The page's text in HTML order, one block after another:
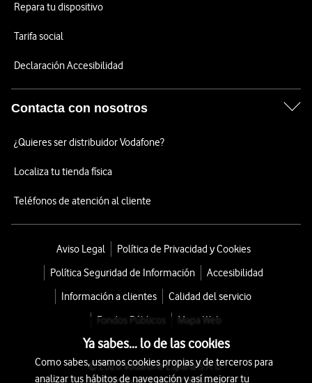
Repara tu dispositivo
Tarifa social
Declaración Accesibilidad
Contacta con nosotros
¿Quieres ser distribuidor Vodafone?
Localiza tu tienda física
Teléfonos de atención al cliente
Aviso Legal
Política de Privacidad y Cookies
Política Seguridad de Información
Accesibilidad
Información a clientes
Calidad del servicio
Fondos Públicos
Mapa Web
© 2026 Vodafone España S.A.U.
Ya sabes... lo de las cookies
Como sabes, usamos cookies propias y de terceros para
analizar tus hábitos de navegación y así mejorar tu